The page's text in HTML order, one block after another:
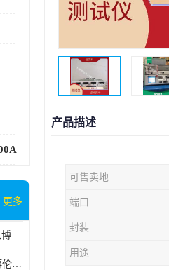
更多
无锡Smtp测试仪 Spirent思博伦 C100 方便用户进行测试
盐城SIP测试仪Spirent思博伦SPT-2U 可扩展性较强 高速数据传输
产品描述
可售卖地
端口
封装
用途